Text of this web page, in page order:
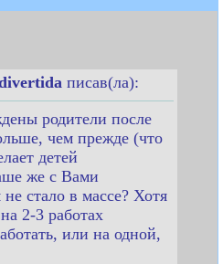
писав(ла):
родители после
чем прежде (что
детей
же с Вами
стало в массе? Хотя
2-3 работах
или на одной,